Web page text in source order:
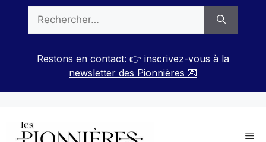
contenu
Restons en contact: 👉 inscrivez-vous à la
newsletter des Pionnières 💌